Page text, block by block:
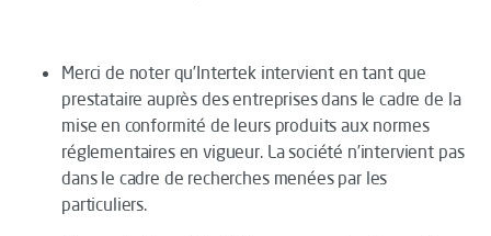
Merci de noter qu’Intertek intervient en tant que
prestataire auprès des entreprises dans le cadre de la
mise en conformité de leurs produits aux normes
réglementaires en vigueur. La société n’intervient pas
dans le cadre de recherches menées par les
particuliers.